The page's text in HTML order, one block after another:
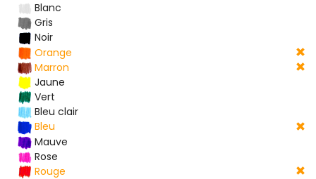
Blanc
Gris
Noir
Orange
Marron
Jaune
Vert
Bleu clair
Bleu
Mauve
Rose
Rouge